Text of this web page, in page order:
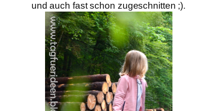
und auch fast schon zugeschnitten ;).